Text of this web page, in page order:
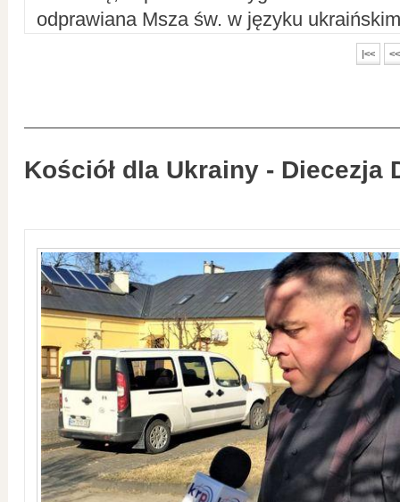
odprawiana Msza św. w języku
|<< <<
Kościół dla Ukrainy - Diecezja